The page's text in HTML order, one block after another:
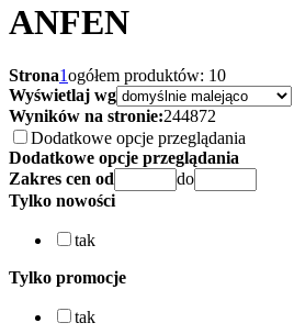
ANFEN
Strona1ogółem produktów: 10
Wyświetlaj wg
Wyników na stronie:244872
Dodatkowe opcje przeglądania
Dodatkowe opcje przeglądania
Zakres cen od
do
Tylko nowości
tak
Tylko promocje
tak